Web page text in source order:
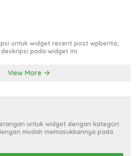
untuk widget recent post wpberita,
pada widget ini.
View More
untuk widget dengan kategori
mudah memasukkannya pada